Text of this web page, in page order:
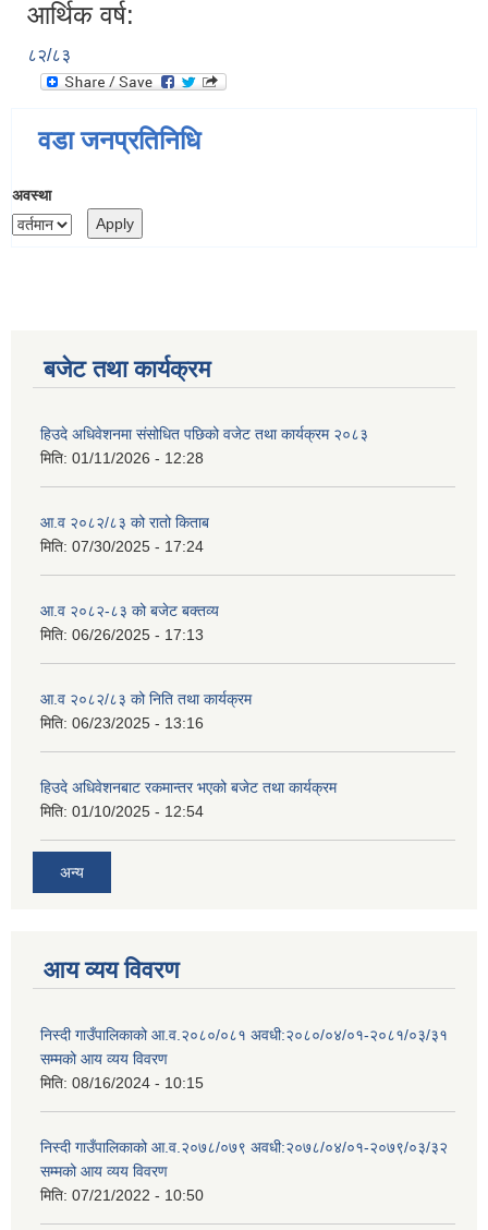
आर्थिक वर्ष:
८२/८३
वडा जनप्रतिनिधि
अवस्था
बजेट तथा कार्यक्रम
हिउदे अधिवेशनमा संसोधित पछिको वजेट तथा कार्यक्रम २०८३
मिति: 01/11/2026 - 12:28
आ.व २०८२/८३ को रातो किताब
मिति: 07/30/2025 - 17:24
आ.व २०८२-८३ को बजेट बक्तव्य
मिति: 06/26/2025 - 17:13
आ.व २०८२/८३ को निति तथा कार्यक्रम
मिति: 06/23/2025 - 13:16
हिउदे अधिवेशनबाट रकमान्तर भएको बजेट तथा कार्यक्रम
मिति: 01/10/2025 - 12:54
अन्य
आय व्यय विवरण
निस्दी गाउँपालिकाको आ.व.२०८०/०८१ अवधी:२०८०/०४/०१-२०८१/०३/३१
सम्मको आय व्यय विवरण
मिति: 08/16/2024 - 10:15
निस्दी गाउँपालिकाको आ.व.२०७८/०७९ अवधी:२०७८/०४/०१-२०७९/०३/३२
सम्मको आय व्यय विवरण
मिति: 07/21/2022 - 10:50